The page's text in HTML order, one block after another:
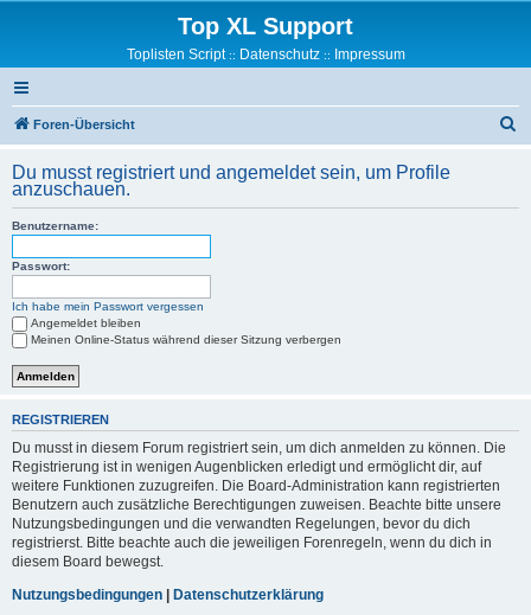
Top XL Support
Toplisten Script:: Datenschutz:: Impressum
Foren-Übersicht
h
Du musst registriert und angemeldet sein, um Profile
anzuschauen.
Benutzername:
Passwort:
Ich habe mein Passwort vergessen
Angemeldet bleiben
Meinen Online-Status während dieser Sitzung verbergen
REGISTRIEREN
Du musst in diesem Forum registriert sein, um dich anmelden zu können. Die
Registrierung ist in wenigen Augenblicken erledigt und ermöglicht dir, auf
weitere Funktionen zuzugreifen. Die Board-Administration kann registrierten
Benutzern auch zusätzliche Berechtigungen zuweisen. Beachte bitte unsere
Nutzungsbedingungen und die verwandten Regelungen, bevor du dich
registrierst. Bitte beachte auch die jeweiligen Forenregeln, wenn du dich in
diesem Board bewegst.
Nutzungsbedingungen | Datenschutzerklärung